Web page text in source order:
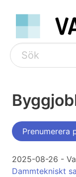
Prenumerera
2025-08-26 -
Dammtekniskt